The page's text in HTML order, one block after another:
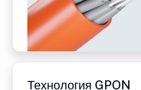
Технология GPON